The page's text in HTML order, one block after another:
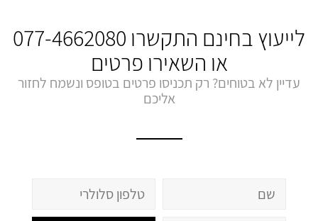
לייעוץ בחינם התקשרו 077-4662080
או השאירו פרטים
עדיין לא בטוחים? רק תכניסו פרטים בטופס ונשמח לחזור
אליכם